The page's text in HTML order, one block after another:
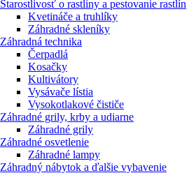
Starostlivosť o rastliny a pestovanie rastlín
Kvetináče a truhlíky
Záhradné skleníky
Záhradná technika
Čerpadlá
Kosačky
Kultivátory
Vysávače lístia
Vysokotlakové čističe
Záhradné grily, krby a udiarne
Záhradné grily
Záhradné osvetlenie
Záhradné lampy
Záhradný nábytok a ďalšie vybavenie